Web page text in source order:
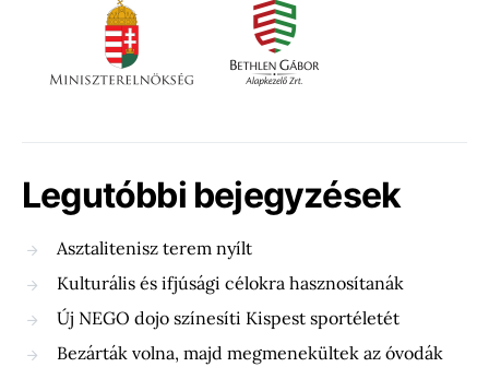
Legutóbbi bejegyzések
Asztalitenisz terem nyílt
Kulturális és ifjúsági célokra hasznosítanák
Új NEGO dojo színesíti Kispest sportéletét
Bezárták volna, majd megmenekültek az óvodák